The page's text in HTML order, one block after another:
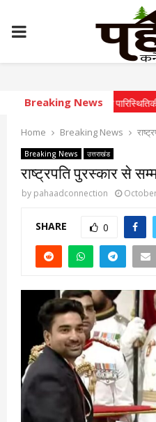
PRIMARY
MENU
Breaking News
दीर्घकालिक खेल पारिस्थितिकी तंत्र :
Home Breaking News
Breaking News उत्तराखंड
राष्ट्रपति पुरस्कार से
by pahaadconnection
SHARE 0